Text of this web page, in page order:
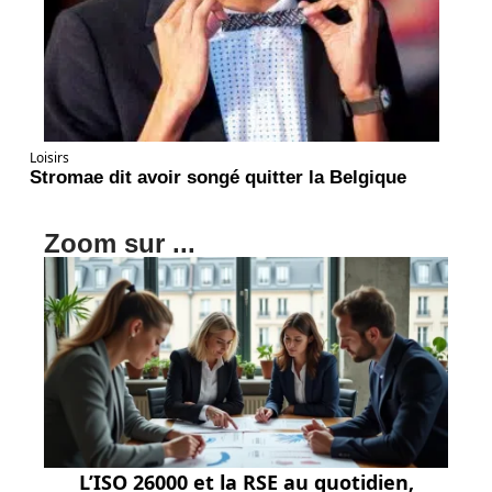
Loisirs
Stromae dit avoir songé quitter la Belgique
Zoom sur ...
L’ISO 26000 et la RSE au quotidien,